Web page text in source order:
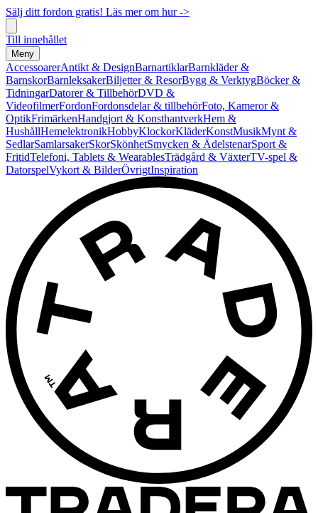
Sälj ditt fordon gratis! Läs mer om hur ->
Till innehållet
Meny
AccessoarerAntikt & DesignBarnartiklarBarnkläder &
BarnskorBarnleksakerBiljetter & ResorBygg & VerktygBöcker &
TidningarDatorer & TillbehörDVD &
VideofilmerFordonFordonsdelar & tillbehörFoto, Kameror &
OptikFrimärkenHandgjort & KonsthantverkHem &
HushållHemelektronikHobbyKlockorKläderKonstMusikMynt &
SedlarSamlarsakerSkorSkönhetSmycken & ÄdelstenarSport &
FritidTelefoni, Tablets & WearablesTrädgård & VäxterTV-spel &
DatorspelVykort & BilderÖvrigtInspiration